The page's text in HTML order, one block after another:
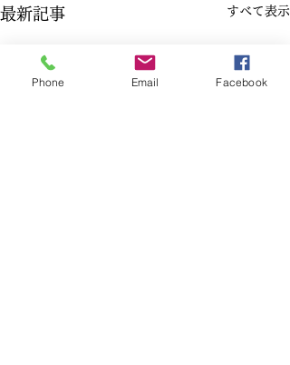
最新記事 すべて表示
Phone Email Facebook